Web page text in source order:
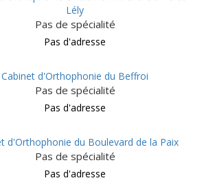
Lély
Pas de spécialité
Pas d'adresse
Cabinet d'Orthophonie du Beffroi
Pas de spécialité
Pas d'adresse
d'Orthophonie du Boulevard de la Paix
Pas de spécialité
Pas d'adresse